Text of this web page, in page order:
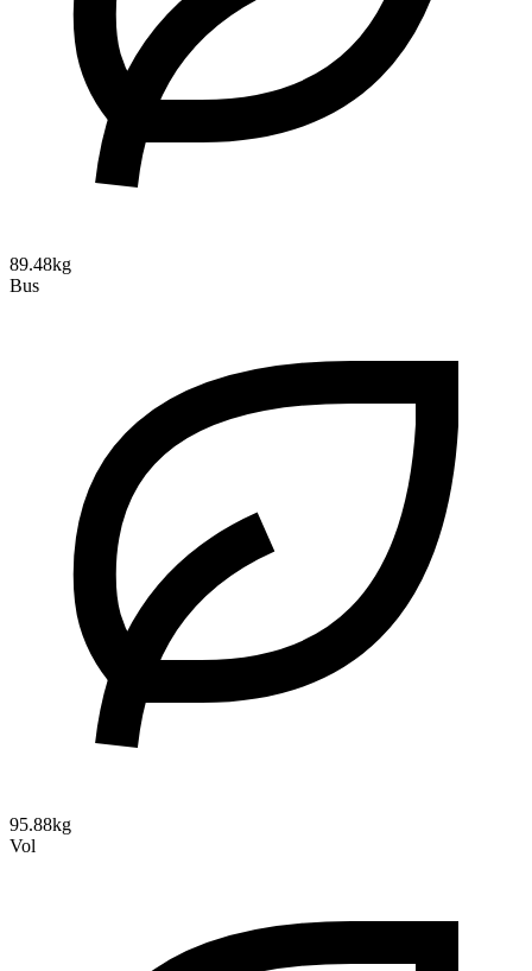
89.48kg
Bus
95.88kg
Vol